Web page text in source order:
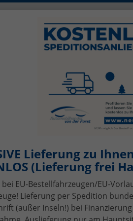
(0)2456 506-1390
Mo - Fr 08.00 - 17.00
Top-Angebote Service
Lieferung zu
(Lieferung frei
EU-Bestellfahrzeugen/EU-
Lieferung per Spedition
(außer Inseln!) bei